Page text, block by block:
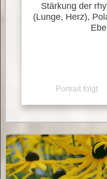
Stärkung der
(Lunge, Herz),
Portrait folgt